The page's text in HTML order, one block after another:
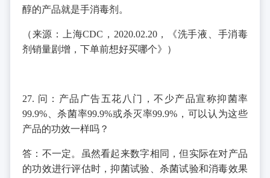
醇的产品就是手消毒剂。
（来源：上海CDC，2020.02.20，《洗手液、手消毒
剂销量剧增，下单前想好买哪个》）
27. 问：产品广告五花八门，不少产品宣称抑菌率
99.9%、杀菌率99.9%或杀灭率99.9%，可以认为这些
产品的功效一样吗？
答：不一定。虽然看起来数字相同，但实际在对产品
的功效进行评估时，抑菌试验、杀菌试验和消毒效果